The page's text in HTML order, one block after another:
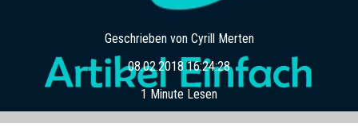
Geschrieben von Cyrill Merten
08.02.2018 16:24:28
1 Minute Lesen